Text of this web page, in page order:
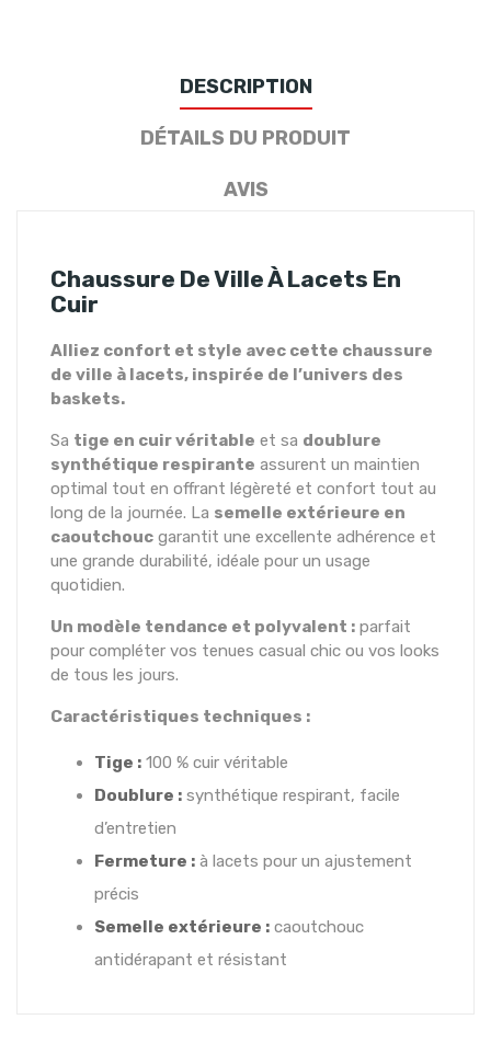
DESCRIPTION
DÉTAILS DU PRODUIT
AVIS
Chaussure De Ville À Lacets En
Cuir
Alliez confort et style avec cette chaussure
de ville à lacets, inspirée de l’univers des
baskets.
Sa tige en cuir véritable et sa doublure
synthétique respirante assurent un maintien
optimal tout en offrant légèreté et confort tout au
long de la journée. La semelle extérieure en
caoutchouc garantit une excellente adhérence et
une grande durabilité, idéale pour un usage
quotidien.
Un modèle tendance et polyvalent : parfait
pour compléter vos tenues casual chic ou vos looks
de tous les jours.
Caractéristiques techniques :
Tige : 100 % cuir véritable
Doublure : synthétique respirant, facile
d’entretien
Fermeture : à lacets pour un ajustement
précis
Semelle extérieure : caoutchouc
antidérapant et résistant